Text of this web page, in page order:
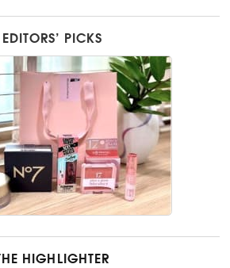
EDITORS’ PICKS
THE HIGHLIGHTER